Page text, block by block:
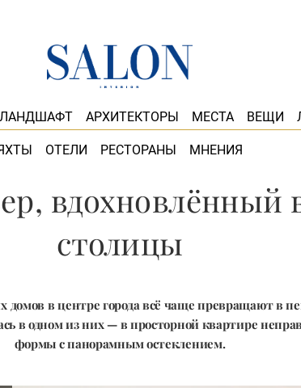
ЛАНДШАФТ АРХИТЕКТОРЫ МЕСТА ВЕЩИ
ОТЕЛИ РЕСТОРАНЫ МНЕНИЯ
столицы
в центре города всё чаще превращают в
в одном из них — в просторной квартире
формы с панорамным остеклением.